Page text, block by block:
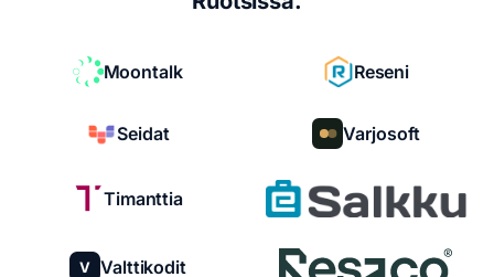
Moontalk Reseni
Seidat Varjosoft
Timanttia
V Valttikodit